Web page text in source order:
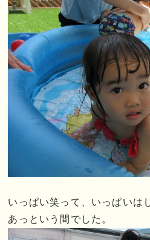
いっぱい笑って、いっぱいは
あっという間でした。